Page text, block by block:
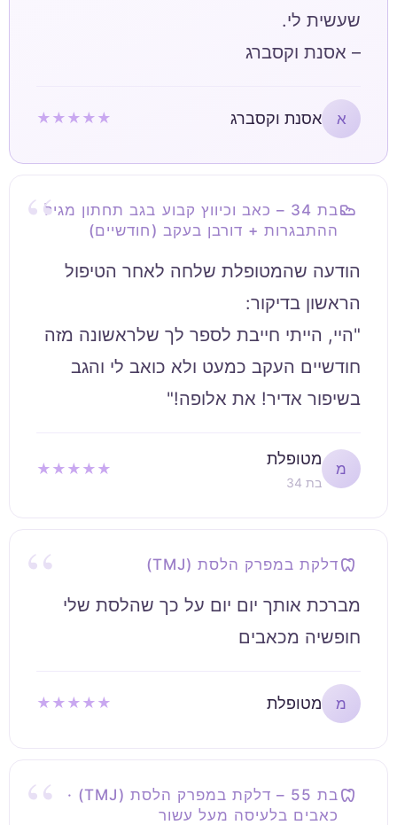
– אסנת וקסברג
א אסנת וקסברג ★★★★★
בת 34 – כאב וכיווץ קבוע בגב תחתון מגיל
ההתבגרות + דורבן בעקב (חודשיים)
הודעה שהמטופלת שלחה לאחר הטיפול
"היי, הייתי חייבת לספר לך שלראשונה מזה
חודשיים העקב כמעט ולא כואב לי והגב
בשיפור אדיר! את אלופה!"
מ
מטופלת
בת 34
★★★★★
דלקת במפרק הלסת (TMJ)
מברכת אותך יום יום על כך שהלסת שלי
חופשיה מכאבים
מ מטופלת ★★★★★
בת 55 – דלקת במפרק הלסת (TMJ) ·
כאבים בלעיסה מעל עשור